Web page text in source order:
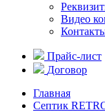
Видео
Прайс-лист
Договор
Главная
Септик